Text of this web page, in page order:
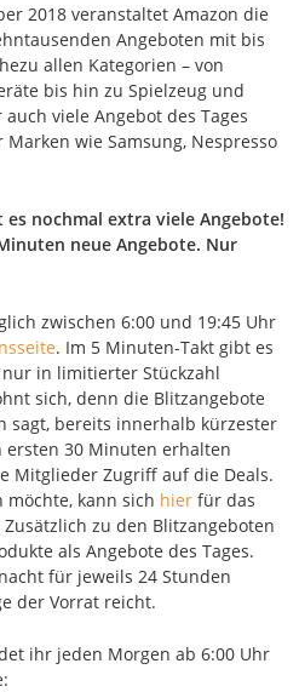
2018 veranstaltet Amazon die
Angeboten mit bis
allen Kategorien – von
bis hin zu Spielzeug und
viele Angebot des Tages
wie Samsung, Nespresso
nochmal extra viele Angebote!
neue Angebote. Nur
zwischen 6:00 und 19:45 Uhr
. Im 5 Minuten-Takt gibt es
in limitierter Stückzahl
sich, denn die Blitzangebote
sagt, bereits innerhalb kürzester
ersten 30 Minuten erhalten
Mitglieder Zugriff auf die Deals.
möchte, kann sich hier für das
zu den Blitzangeboten
als Angebote des Tages.
für jeweils 24 Stunden
der Vorrat reicht.
ihr jeden Morgen ab 6:00 Uhr